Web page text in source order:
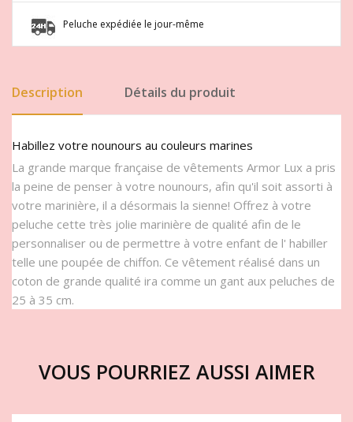
Peluche expédiée le jour-même
Description Détails du produit
Habillez votre nounours au couleurs marines
La grande marque française de vêtements Armor Lux a pris
la peine de penser à votre nounours, afin qu'il soit assorti à
votre marinière, il a désormais la sienne! Offrez à votre
peluche cette très jolie marinière de qualité afin de le
personnaliser ou de permettre à votre enfant de l' habiller
telle une poupée de chiffon. Ce vêtement réalisé dans un
coton de grande qualité ira comme un gant aux peluches de
25 à 35 cm.
VOUS POURRIEZ AUSSI AIMER